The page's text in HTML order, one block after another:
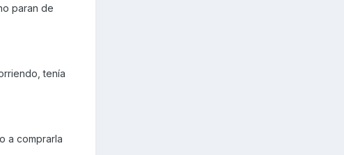
paran de
tenía
a comprarla